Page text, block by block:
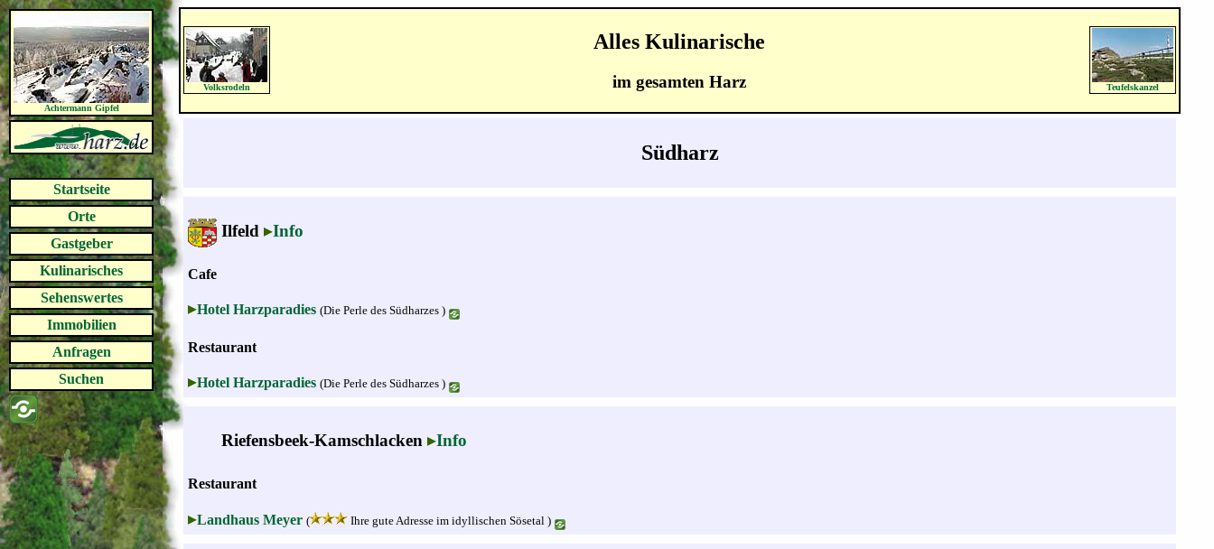
Achtermann Gipfel
Startseite
Orte
Gastgeber
Kulinarisches
Sehenswertes
Immobilien
Anfragen
Suchen
Volksrodeln
Alles Kulinarische
im gesamten Harz Teufelskanzel
Südharz
Ilfeld Info
Cafe
Hotel Harzparadies (Die Perle des Südharzes )
Restaurant
Hotel Harzparadies (Die Perle des Südharzes )
Riefensbeek-Kamschlacken Info
Restaurant
Landhaus Meyer ( Ihre gute Adresse im idyllischen Sösetal )